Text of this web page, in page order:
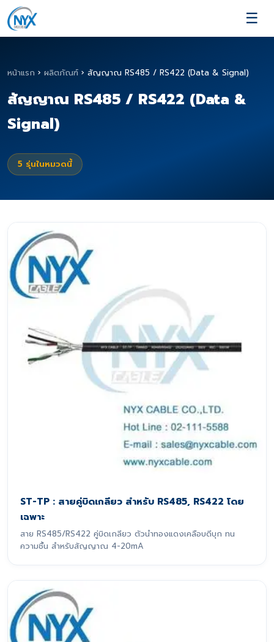
☰
หน้าแรก › ผลิตภัณฑ์ › สัญญาณ RS485 / RS422 (Data & Signal)
สัญญาณ RS485 / RS422 (Data &
Signal)
5 รุ่นในหมวดนี้
ST-TP : สายคู่บิดเกลียว สำหรับ RS485, RS422 โดย
เฉพาะ
สาย RS485/RS422 คู่บิดเกลียว ตัวนำทองแดงเคลือบดีบุก ทน
ความชื้น สำหรับสัญญาณ 4-20mA